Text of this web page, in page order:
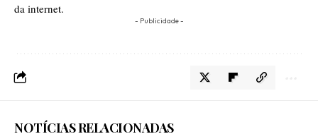
da internet.
- Publicidade -
NOTÍCIAS RELACIONADAS